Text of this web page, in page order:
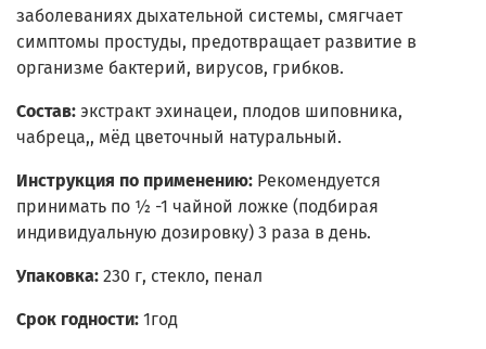
заболеваниях дыхательной системы, смягчает
симптомы простуды, предотвращает развитие в
организме бактерий, вирусов, грибков.
Состав: экстракт эхинацеи, плодов шиповника,
чабреца,, мёд цветочный натуральный.
Инструкция по применению: Рекомендуется
принимать по ½ -1 чайной ложке (подбирая
индивидуальную дозировку) 3 раза в день.
Упаковка: 230 г, стекло, пенал
Срок годности: 1год